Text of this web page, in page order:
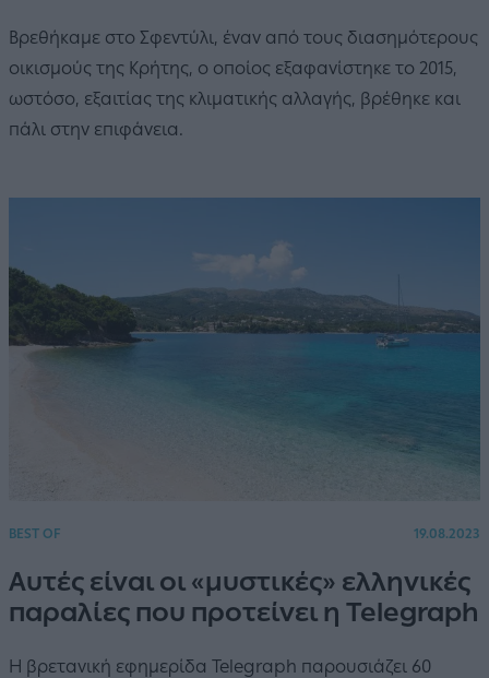
Βρεθήκαμε στο Σφεντύλι, έναν από τους διασημότερους
οικισμούς της Κρήτης, ο οποίος εξαφανίστηκε το 2015,
ωστόσο, εξαιτίας της κλιματικής αλλαγής, βρέθηκε και
πάλι στην επιφάνεια.
BEST OF 19.08.2023
Αυτές είναι οι «μυστικές» ελληνικές
παραλίες που προτείνει η Telegraph
Η βρετανική εφημερίδα Telegraph παρουσιάζει 60